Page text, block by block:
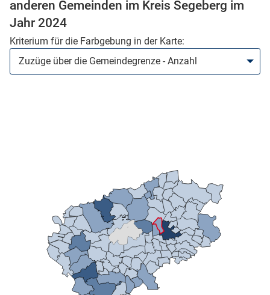
anderen Gemeinden im Kreis Segeberg im
Jahr 2024
Kriterium für die Farbgebung in der Karte: